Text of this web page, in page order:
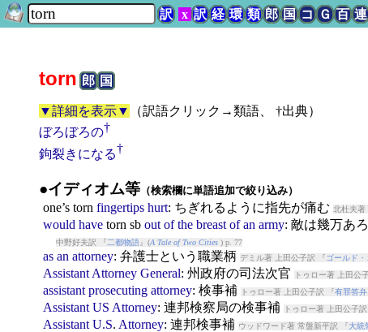
訳 x 訳 経 環 類 郎 国 コ Ｇ 百 連
torn郎 国
▼詳細を表示▼ （訳語クリック→類語、 †出典）
ぼろぼろの†
鉤裂きになる†
●イディオム等 （検索欄に単語追加で絞り込み）
one’s torn fingertips hurt: ちぎれるように指先が痛む 北杜夫著
would have torn sb out of the breast of an army: 敵は幾万あ
中野好夫訳 『二都物語』(A Tale of Two Cities) p. 77
as an attorney: 弁護士という職業柄 デミル著 上田公子訳 『ゴールド・
Assistant Attorney General: 州政府の司法次官 トゥロー著 上田公
assistant prosecuting attorney: 検事補 トゥロー著 上田公子訳 『有罪答弁
Assistant US Attorney: 連邦検察局の検事補 トゥロー著 上田公子
Assistant U.S. Attorney: 連邦検事補 ウッドワード著 常盤新平訳 『大統